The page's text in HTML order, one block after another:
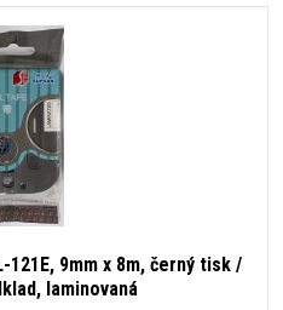
121E, 9mm x 8m, černý tisk /
laminovaná